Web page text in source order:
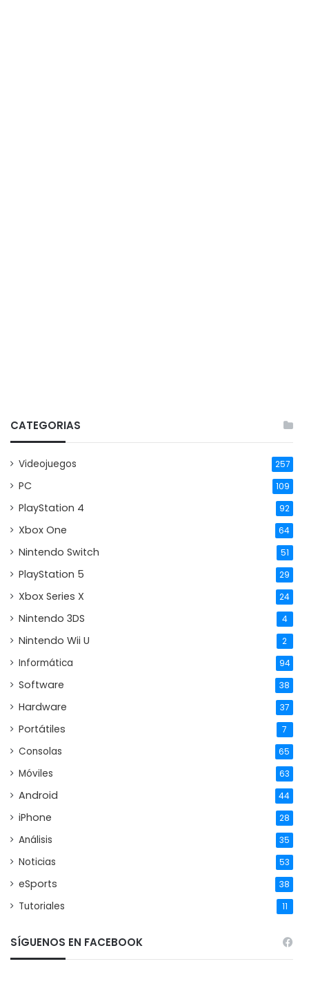
CATEGORIAS
Videojuegos 257
PC 109
PlayStation 4 92
Xbox One 64
Nintendo Switch 51
PlayStation 5 29
Xbox Series X 24
Nintendo 3DS 4
Nintendo Wii U 2
Informática 94
Software 38
Hardware 37
Portátiles 7
Consolas 65
Móviles 63
Android 44
iPhone 28
Análisis 35
Noticias 53
eSports 38
Tutoriales 11
SÍGUENOS EN FACEBOOK